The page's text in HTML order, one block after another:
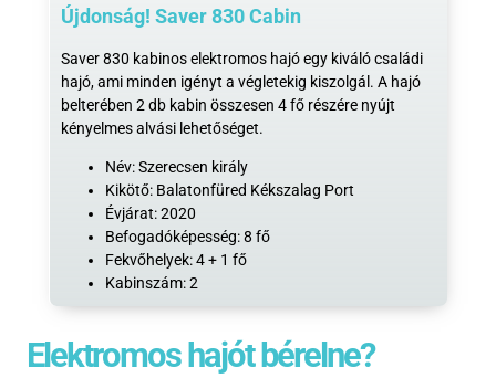
Újdonság! Saver 830 Cabin
Saver 830 kabinos elektromos hajó egy kiváló családi
hajó, ami minden igényt a végletekig kiszolgál. A hajó
belterében 2 db kabin összesen 4 fő részére nyújt
kényelmes alvási lehetőséget.
Név: Szerecsen király
Kikötő: Balatonfüred Kékszalag Port
Évjárat: 2020
Befogadóképesség: 8 fő
Fekvőhelyek: 4 + 1 fő
Kabinszám: 2
Elektromos hajót bérelne?